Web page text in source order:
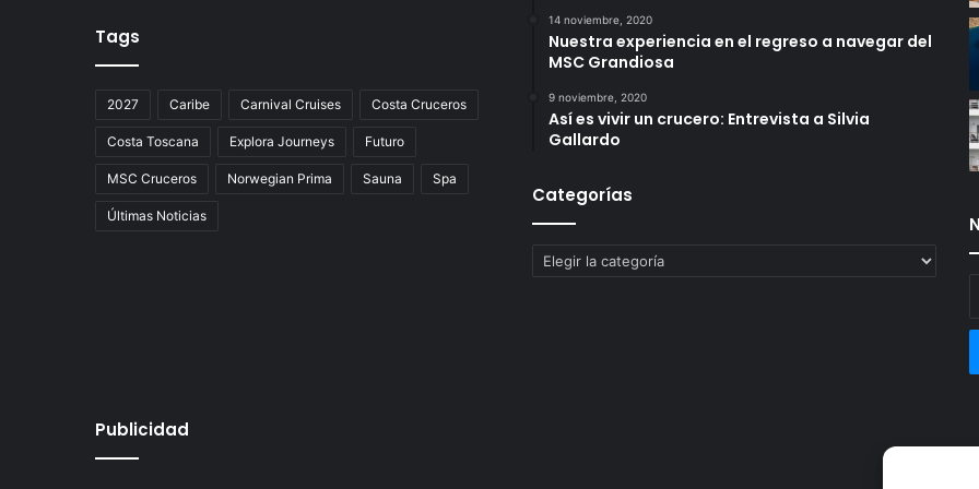
Tags
2027 Caribe Carnival Cruises Costa Cruceros
Costa Toscana Explora Journeys Futuro
MSC Cruceros Norwegian Prima Sauna Spa
Últimas Noticias
14 noviembre, 2020
Nuestra experiencia en el regreso a navegar del
MSC Grandiosa
9 noviembre, 2020
Así es vivir un crucero: Entrevista a Silvia
Gallardo
Categorías
Categorías
Publicidad